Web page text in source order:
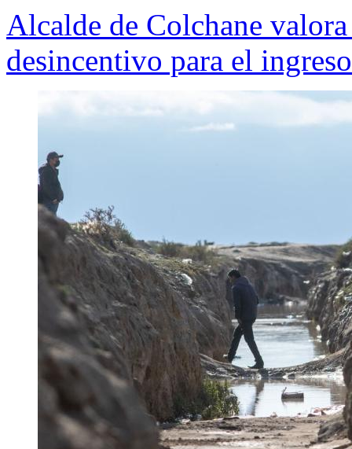
Alcalde de Colchane
desincentivo para el